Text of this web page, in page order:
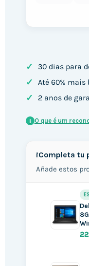
✓ 30 dias para
✓ Até 60%
✓ 2 anos de
i O que é um
¡Completa tu
Añade estos